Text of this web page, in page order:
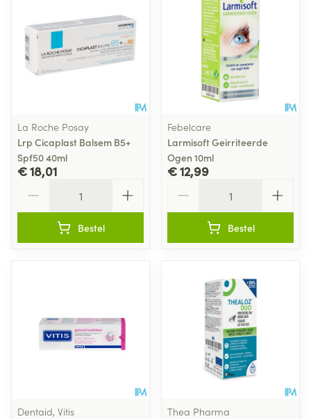
La Roche Posay
Lrp Cicaplast Balsem B5+
Spf50 40ml
€ 18,01
Bestel
Febelcare
Larmisoft Geirriteerde
Ogen 10ml
€ 12,99
Bestel
Dentaid, Vitis
Thea Pharma